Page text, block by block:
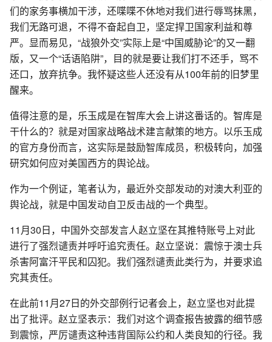
们的家务事横加干涉，还喋喋不休地对我们进行辱骂抹黑，
我们无路可退，不得不奋起自卫，坚定捍卫国家利益和尊
严。显而易见，“战狼外交”实际上是“中国威胁论”的又一翻
版，又一个“话语陷阱”，目的就是要让我们打不还手，骂不
还口，放弃抗争。我怀疑这些人还没有从100年前的旧梦里
醒来。
值得注意的是，乐玉成是在智库大会上讲这番话的。智库是
干什么的？就是对国家战略战术建言献策的地方。以乐玉成
的官方身份而言，这实际是鼓励智库成员，积极转向，加强
研究如何应对美国西方的舆论战。
作为一个例证，笔者认为，最近外交部发动的对澳大利亚的
舆论战，就是中国发动自卫反击战的一个典型。
11月30日，中国外交部发言人赵立坚在其推特账号上对此
进行了强烈谴责并呼吁追究责任。赵立坚说：震惊于澳士兵
杀害阿富汗平民和囚犯。我们强烈谴责此类行为，并要求追
究其责任。
在此前11月27日的外交部例行记者会上，赵立坚也对此提
出了批评。赵立坚表示：我们对这个调查报告披露的细节感
到震惊，严厉谴责这种违背国际公约和人类良知的行径。我